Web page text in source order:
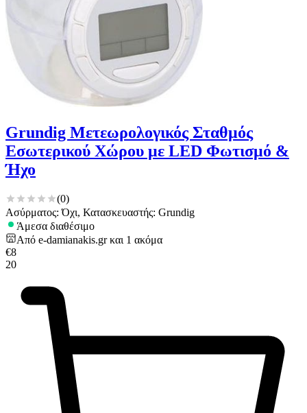
Grundig Μετεωρολογικός Σταθμός
Εσωτερικού Χώρου με LED Φωτισμό &
Ήχο
(0)
Ασύρματος: Όχι, Κατασκευαστής: Grundig
Άμεσα διαθέσιμο
Από e-damianakis.gr και 1 ακόμα
€8
20